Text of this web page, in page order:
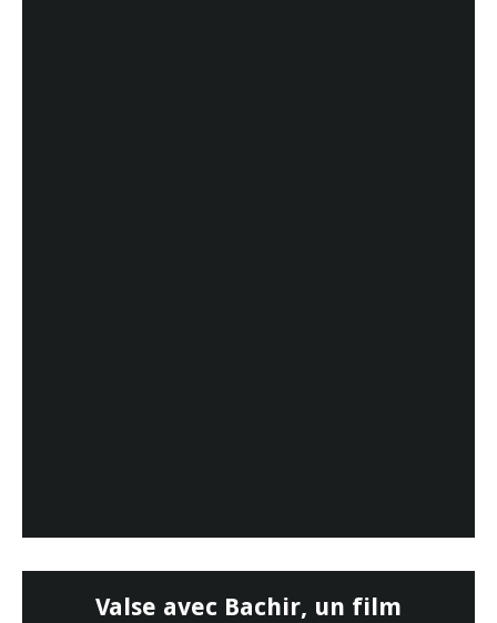
Valse avec Bachir, un film